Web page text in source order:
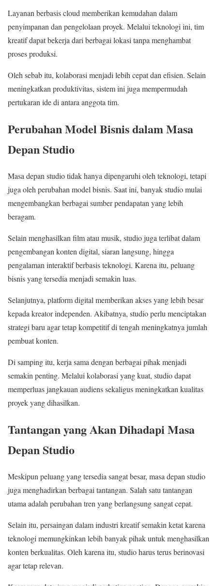
Layanan berbasis cloud memberikan kemudahan dalam
penyimpanan dan pengelolaan proyek. Melalui teknologi ini, tim
kreatif dapat bekerja dari berbagai lokasi tanpa menghambat
proses produksi.
Oleh sebab itu, kolaborasi menjadi lebih cepat dan efisien. Selain
meningkatkan produktivitas, sistem ini juga mempermudah
pertukaran ide di antara anggota tim.
Perubahan Model Bisnis dalam Masa
Depan Studio
Masa depan studio tidak hanya dipengaruhi oleh teknologi, tetapi
juga oleh perubahan model bisnis. Saat ini, banyak studio mulai
mengembangkan berbagai sumber pendapatan yang lebih
beragam.
Selain menghasilkan film atau musik, studio juga terlibat dalam
pengembangan konten digital, siaran langsung, hingga
pengalaman interaktif berbasis teknologi. Karena itu, peluang
bisnis yang tersedia menjadi semakin luas.
Selanjutnya, platform digital memberikan akses yang lebih besar
kepada kreator independen. Akibatnya, studio perlu menciptakan
strategi baru agar tetap kompetitif di tengah meningkatnya jumlah
pembuat konten.
Di samping itu, kerja sama dengan berbagai pihak menjadi
semakin penting. Melalui kolaborasi yang kuat, studio dapat
memperluas jangkauan audiens sekaligus meningkatkan kualitas
proyek yang dihasilkan.
Tantangan yang Akan Dihadapi Masa
Depan Studio
Meskipun peluang yang tersedia sangat besar, masa depan studio
juga menghadirkan berbagai tantangan. Salah satu tantangan
utama adalah perubahan tren yang berlangsung sangat cepat.
Selain itu, persaingan dalam industri kreatif semakin ketat karena
teknologi memungkinkan lebih banyak pihak untuk menghasilkan
konten berkualitas. Oleh karena itu, studio harus terus berinovasi
agar tetap relevan.